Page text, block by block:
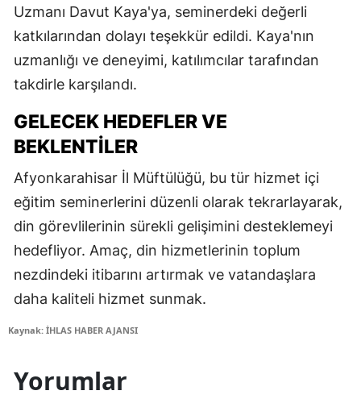
Uzmanı Davut Kaya'ya, seminerdeki değerli
katkılarından dolayı teşekkür edildi. Kaya'nın
uzmanlığı ve deneyimi, katılımcılar tarafından
takdirle karşılandı.
GELECEK HEDEFLER VE
BEKLENTILER
Afyonkarahisar İl Müftülüğü, bu tür hizmet içi
eğitim seminerlerini düzenli olarak tekrarlayarak,
din görevlilerinin sürekli gelişimini desteklemeyi
hedefliyor. Amaç, din hizmetlerinin toplum
nezdindeki itibarını artırmak ve vatandaşlara
daha kaliteli hizmet sunmak.
Kaynak: İHLAS HABER AJANSI
Yorumlar